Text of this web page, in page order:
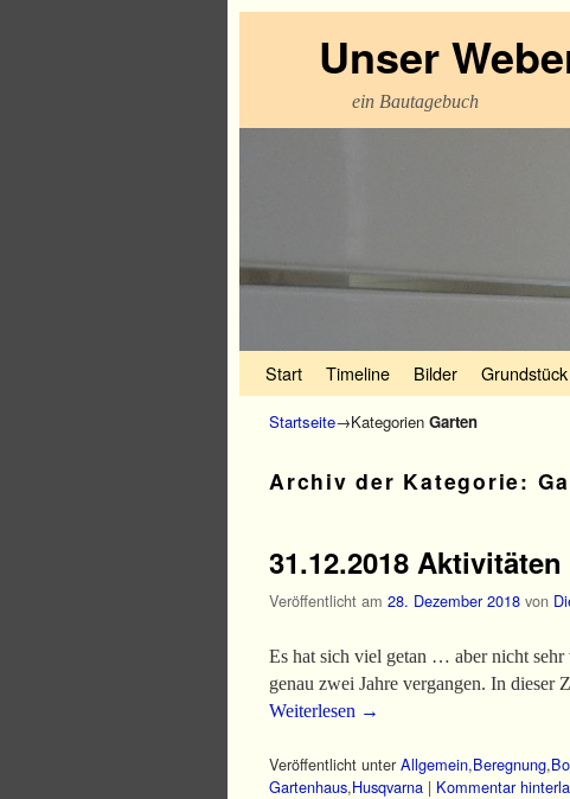
Unser
ein Bautagebuch
Start Timeline Bilder Grundstück
Startseite→Kategorien Garten
Archiv der Kategorie:
31.12.2018
Veröffentlicht am 28. Dezember 2018 von
Es hat sich viel getan … aber nicht
genau zwei Jahre vergangen. In dieser
Weiterlesen →
Veröffentlicht unter Allgemein,Beregnung,
Gartenhaus,Husqvarna | Kommentar